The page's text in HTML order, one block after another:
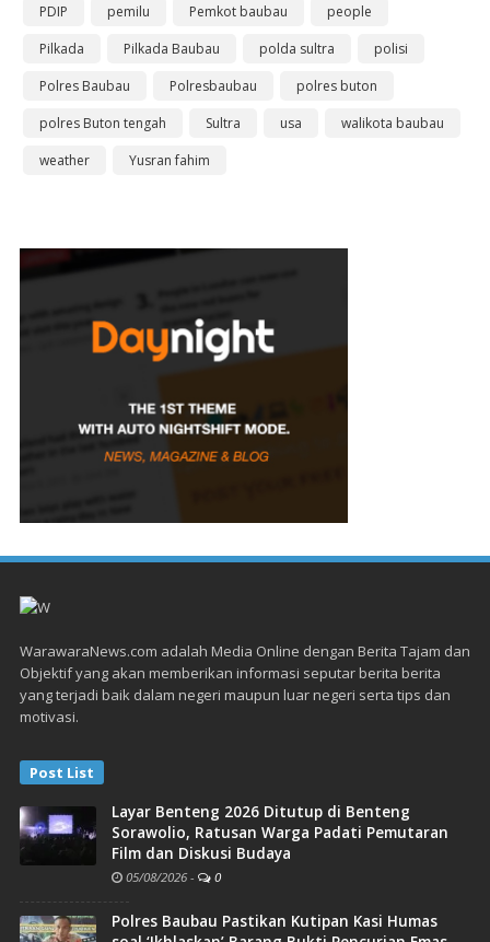
PDIP
pemilu Pemkot baubau
people
Pilkada
Pilkada Baubau polda sultra
polisi
Polres Baubau
Polresbaubau
polres buton
polres Buton tengah
Sultra usa
walikota baubau
weather
Yusran fahim
WarawaraNews.com adalah Media Online dengan Berita Tajam dan
Objektif yang akan memberikan informasi seputar berita berita
yang terjadi baik dalam negeri maupun luar negeri serta tips dan
motivasi.
Post List
Layar Benteng 2026 Ditutup di Benteng
Sorawolio, Ratusan Warga Padati Pemutaran
Film dan Diskusi Budaya
05/08/2026 - 0
Polres Baubau Pastikan Kutipan Kasi Humas